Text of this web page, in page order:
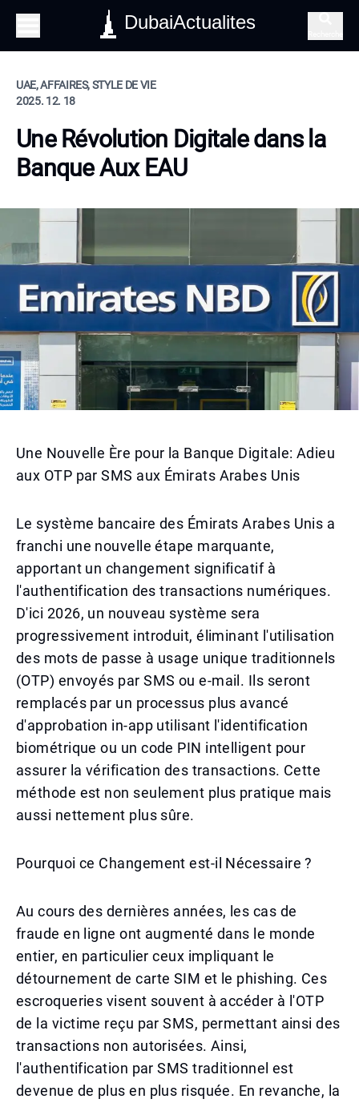
DubaiActualites
UAE, AFFAIRES, STYLE DE VIE
2025. 12. 18
Une Révolution Digitale dans la
Banque Aux EAU
Une Nouvelle Ère pour la Banque Digitale: Adieu
aux OTP par SMS aux Émirats Arabes Unis
Le système bancaire des Émirats Arabes Unis a
franchi une nouvelle étape marquante,
apportant un changement significatif à
l'authentification des transactions numériques.
D'ici 2026, un nouveau système sera
progressivement introduit, éliminant l'utilisation
des mots de passe à usage unique traditionnels
(OTP) envoyés par SMS ou e-mail. Ils seront
remplacés par un processus plus avancé
d'approbation in-app utilisant l'identification
biométrique ou un code PIN intelligent pour
assurer la vérification des transactions. Cette
méthode est non seulement plus pratique mais
aussi nettement plus sûre.
Pourquoi ce Changement est-il Nécessaire ?
Au cours des dernières années, les cas de
fraude en ligne ont augmenté dans le monde
entier, en particulier ceux impliquant le
détournement de carte SIM et le phishing. Ces
escroqueries visent souvent à accéder à l'OTP
de la victime reçu par SMS, permettant ainsi des
transactions non autorisées. Ainsi,
l'authentification par SMS traditionnel est
devenue de plus en plus risquée. En revanche, la